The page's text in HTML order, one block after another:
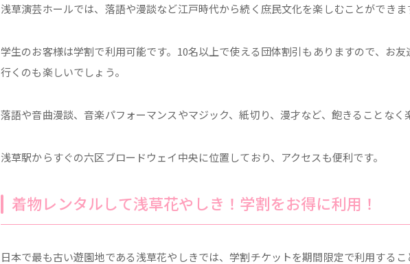
浅草演芸ホールでは、落語や漫談など江戸時代から続く庶民文化を楽しむことができま
学生のお客様は学割で利用可能です。10名以上で使える団体割引もありますので、お友
行くのも楽しいでしょう。
落語や音曲漫談、音楽パフォーマンスやマジック、紙切り、漫才など、飽きることなく
浅草駅からすぐの六区ブロードウェイ中央に位置しており、アクセスも便利です。
着物レンタルして浅草花やしき！学割をお得に利用！
日本で最も古い遊園地である浅草花やしきでは、学割チケットを期間限定で利用するこ